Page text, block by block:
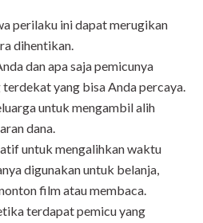
perilaku ini dapat merugikan
dihentikan.
dan apa saja pemicunya
yang bisa Anda percaya.
untuk mengambil alih
dana.
untuk mengalihkan waktu
digunakan untuk belanja,
film atau membaca.
terdapat pemicu yang